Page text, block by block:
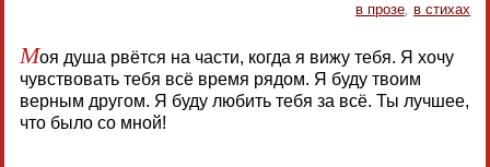
в прозе, в стихах
Моя душа рвётся на части, когда я вижу тебя. Я хочу
чувствовать тебя всё время рядом. Я буду твоим
верным другом. Я буду любить тебя за всё. Ты лучшее,
что было со мной!